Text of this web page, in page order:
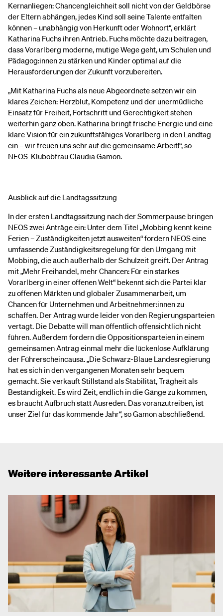
Kernanliegen: Chancengleichheit soll nicht von der Geldbörse
der Eltern abhängen, jedes Kind soll seine Talente entfalten
können – unabhängig von Herkunft oder Wohnort“, erklärt
Katharina Fuchs ihren Antrieb. Fuchs möchte dazu beitragen,
dass Vorarlberg moderne, mutige Wege geht, um Schulen und
Pädagog:innen zu stärken und Kinder optimal auf die
Herausforderungen der Zukunft vorzubereiten.
„Mit Katharina Fuchs als neue Abgeordnete setzen wir ein
klares Zeichen: Herzblut, Kompetenz und der unermüdliche
Einsatz für Freiheit, Fortschritt und Gerechtigkeit stehen
weiterhin ganz oben. Katharina bringt frische Energie und eine
klare Vision für ein zukunftsfähiges Vorarlberg in den Landtag
ein – wir freuen uns sehr auf die gemeinsame Arbeit!“, so
NEOS-Klubobfrau Claudia Gamon.
Ausblick auf die Landtagssitzung
In der ersten Landtagssitzung nach der Sommerpause bringen
NEOS zwei Anträge ein: Unter dem Titel „Mobbing kennt keine
Ferien – Zuständigkeiten jetzt ausweiten“ fordern NEOS eine
umfassende Zuständigkeitsregelung für den Umgang mit
Mobbing, die auch außerhalb der Schulzeit greift. Der Antrag
mit „Mehr Freihandel, mehr Chancen: Für ein starkes
Vorarlberg in einer offenen Welt“ bekennt sich die Partei klar
zu offenen Märkten und globaler Zusammenarbeit, um
Chancen für Unternehmen und Arbeitnehmer:innen zu
schaffen. Der Antrag wurde leider von den Regierungsparteien
vertagt. Die Debatte will man öffentlich offensichtlich nicht
führen. Außerdem fordern die Oppositionsparteien in einem
gemeinsamen Antrag einmal mehr die lückenlose Aufklärung
der Führerscheincausa. „Die Schwarz-Blaue Landesregierung
hat es sich in den vergangenen Monaten sehr bequem
gemacht. Sie verkauft Stillstand als Stabilität, Trägheit als
Beständigkeit. Es wird Zeit, endlich in die Gänge zu kommen,
es braucht Aufbruch statt Ausreden. Das voranzutreiben, ist
unser Ziel für das kommende Jahr“, so Gamon abschließend.
Weitere interessante Artikel